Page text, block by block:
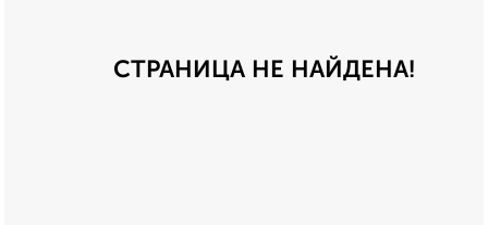
СТРАНИЦА НЕ НАЙДЕНА!